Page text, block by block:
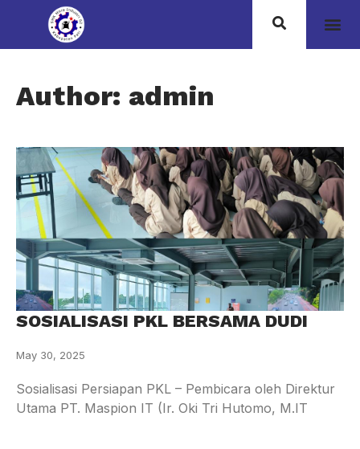
Author: admin
SOSIALISASI PKL BERSAMA DUDI
May 30, 2025
Sosialisasi Persiapan PKL – Pembicara oleh Direktur
Utama PT. Maspion IT (Ir. Oki Tri Hutomo, M.IT